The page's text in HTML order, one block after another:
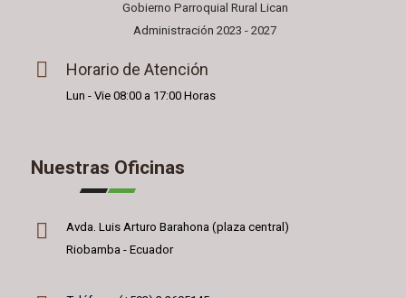
Gobierno Parroquial Rural Lican
Administración 2023 - 2027
Horario de Atención
Lun - Vie 08:00 a 17:00 Horas
Nuestras Oficinas
Avda. Luis Arturo Barahona (plaza central)
Riobamba - Ecuador